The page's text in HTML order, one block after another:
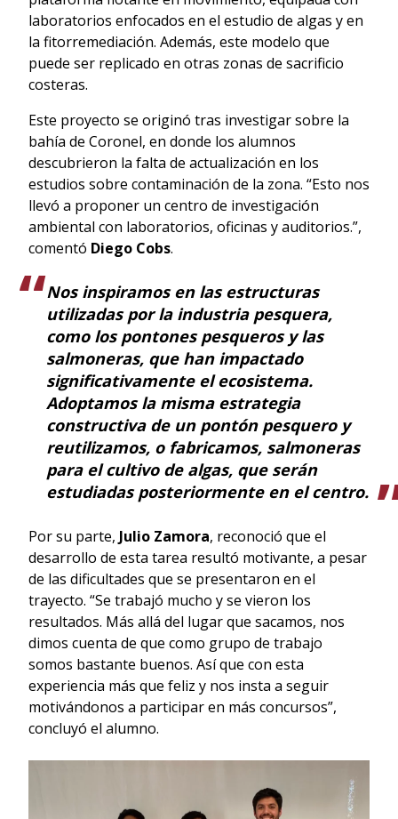
laboratorios enfocados en el estudio de algas y en
la fitorremediación. Además, este modelo que
puede ser replicado en otras zonas de sacrificio
costeras.
Este proyecto se originó tras investigar sobre la
bahía de Coronel, en donde los alumnos
descubrieron la falta de actualización en los
estudios sobre contaminación de la zona. “Esto nos
llevó a proponer un centro de investigación
ambiental con laboratorios, oficinas y auditorios.”,
comentó Diego Cobs.
Nos inspiramos en las estructuras
utilizadas por la industria pesquera,
como los pontones pesqueros y las
salmoneras, que han impactado
significativamente el ecosistema.
Adoptamos la misma estrategia
constructiva de un pontón pesquero y
reutilizamos, o fabricamos, salmoneras
para el cultivo de algas, que serán
estudiadas posteriormente en el centro.
Por su parte, Julio Zamora, reconoció que el
desarrollo de esta tarea resultó motivante, a pesar
de las dificultades que se presentaron en el
trayecto. “Se trabajó mucho y se vieron los
resultados. Más allá del lugar que sacamos, nos
dimos cuenta de que como grupo de trabajo
somos bastante buenos. Así que con esta
experiencia más que feliz y nos insta a seguir
motivándonos a participar en más concursos”,
concluyó el alumno.